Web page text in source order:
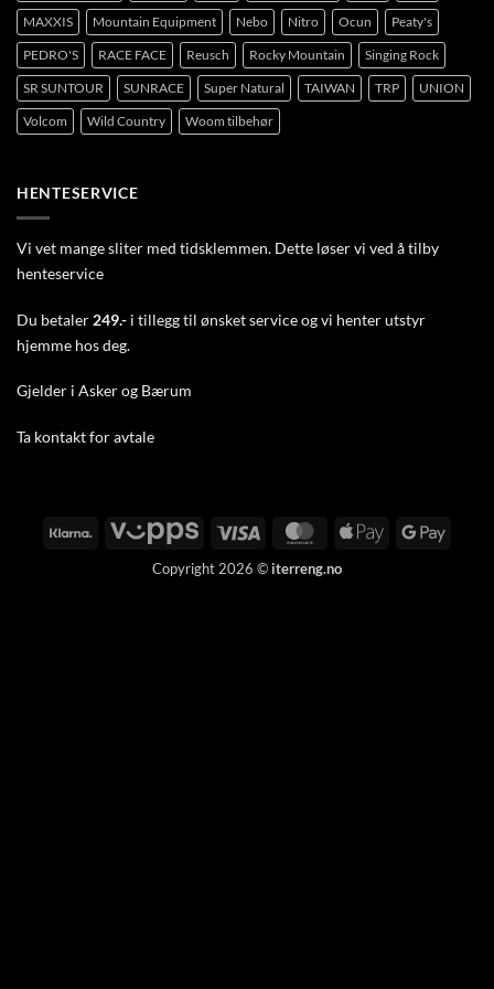
MAXXIS Mountain Equipment Nebo Nitro Ocun Peaty's
PEDRO'S RACE FACE Reusch Rocky Mountain Singing Rock
SR SUNTOUR SUNRACE Super Natural TAIWAN TRP UNION
Volcom Wild Country Woom tilbehør
HENTESERVICE
Vi vet mange sliter med tidsklemmen. Dette løser vi ved å tilby
henteservice
Du betaler 249.- i tillegg til ønsket service og vi henter utstyr
hjemme hos deg.
Gjelder i Asker og Bærum
Ta kontaktfor avtale
Klarna Vipps Visa MasterCardApple
Google
Copyright 2026 ©iterreng.no